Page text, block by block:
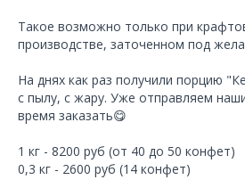
Такое возможно только при
производстве, заточенном под
На днях как раз получили порцию
с пылу, с жару. Уже отправляем
время заказать😋
1 кг - 8200 руб (от 40 до 50 конфет)
0,3 кг - 2600 руб (14 конфет)